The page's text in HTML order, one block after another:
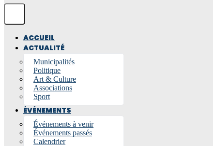
ACCUEIL
ACTUALITÉ
Municipalités
Politique
Art & Culture
Associations
Sport
ÉVÉNEMENTS
Événements à venir
Événements passés
Calendrier